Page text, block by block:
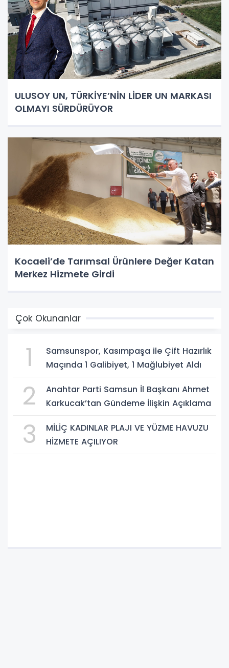
ULUSOY UN, TÜRKİYE’NİN LİDER UN MARKASI
OLMAYI SÜRDÜRÜYOR
Kocaeli’de Tarımsal Ürünlere Değer Katan
Merkez Hizmete Girdi
Çok Okunanlar
1
Samsunspor, Kasımpaşa ile Çift Hazırlık
Maçında 1 Galibiyet, 1 Mağlubiyet Aldı
2
Anahtar Parti Samsun İl Başkanı Ahmet
Karkucak’tan Gündeme İlişkin Açıklama
3
MİLİÇ KADINLAR PLAJI VE YÜZME HAVUZU
HİZMETE AÇILIYOR